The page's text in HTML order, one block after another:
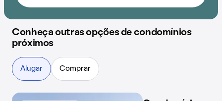
Conheça outras opções de condomínios
próximos
Alugar Comprar